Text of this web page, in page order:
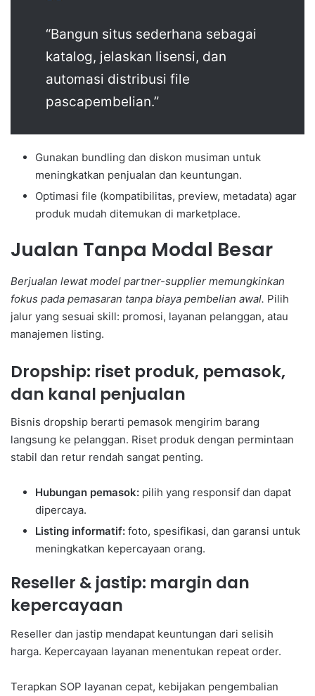
“Bangun situs sederhana sebagai
katalog, jelaskan lisensi, dan
automasi distribusi file
pascapembelian.”
Gunakan bundling dan diskon musiman untuk
meningkatkan penjualan dan keuntungan.
Optimasi file (kompatibilitas, preview, metadata) agar
produk mudah ditemukan di marketplace.
Jualan Tanpa Modal Besar
Berjualan lewat model partner-supplier memungkinkan
fokus pada pemasaran tanpa biaya pembelian awal. Pilih
jalur yang sesuai skill: promosi, layanan pelanggan, atau
manajemen listing.
Dropship: riset produk, pemasok,
dan kanal penjualan
Bisnis dropship berarti pemasok mengirim barang
langsung ke pelanggan. Riset produk dengan permintaan
stabil dan retur rendah sangat penting.
Hubungan pemasok: pilih yang responsif dan dapat
dipercaya.
Listing informatif: foto, spesifikasi, dan garansi untuk
meningkatkan kepercayaan orang.
Reseller & jastip: margin dan
kepercayaan
Reseller dan jastip mendapat keuntungan dari selisih
harga. Kepercayaan layanan menentukan repeat order.
Terapkan SOP layanan cepat, kebijakan pengembalian